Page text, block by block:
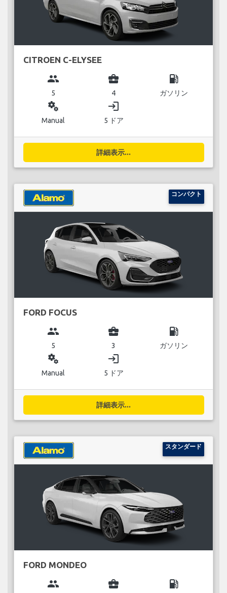
CITROEN C-ELYSEE
group
5
business_center
4
local_gas_station
ガソリン
miscellaneous_services
Manual
login
5 ドア
詳細表示...
コンパクト
FORD FOCUS
group
5
business_center
3
local_gas_station
ガソリン
miscellaneous_services
Manual
login
5 ドア
詳細表示...
スタンダード
FORD MONDEO
group business_center local_gas_station